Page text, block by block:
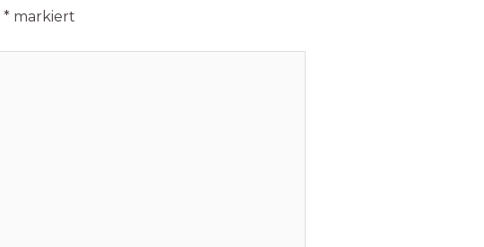
*markiert